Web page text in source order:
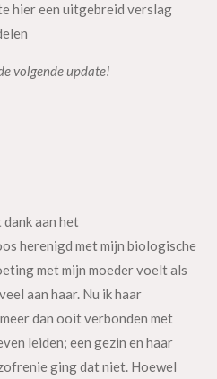
hier een uitgebreid verslag
volgende update!
dank aan het
herenigd met mijn biologische
met mijn moeder voelt als
aan haar. Nu ik haar
dan ooit verbonden met
leiden; een gezin en haar
ging dat niet. Hoewel